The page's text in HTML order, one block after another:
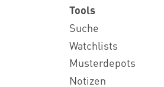
Tools
Suche
Watchlists
Musterdepots
Notizen